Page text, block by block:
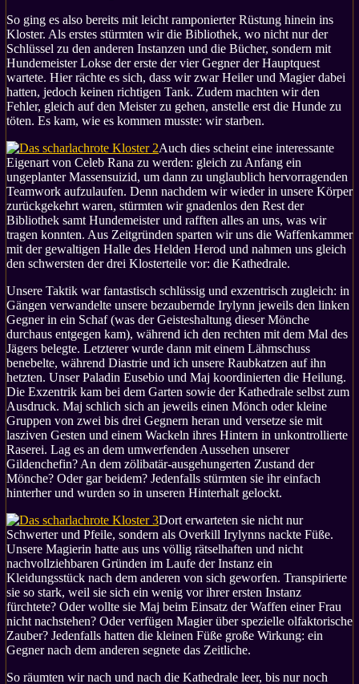
So ging es also bereits mit leicht ramponierter Rüstung hinein ins
Kloster. Als erstes stürmten wir die Bibliothek, wo nicht nur der
Schlüssel zu den anderen Instanzen und die Bücher, sondern mit
Hundemeister Lokse der erste der vier Gegner der Hauptquest
wartete. Hier rächte es sich, dass wir zwar Heiler und Magier dabei
hatten, jedoch keinen richtigen Tank. Zudem machten wir den
Fehler, gleich auf den Meister zu gehen, anstelle erst die Hunde zu
töten. Es kam, wie es kommen musste: wir starben.
Auch dies scheint eine interessante
Eigenart von Celeb Rana zu werden: gleich zu Anfang ein
ungeplanter Massensuizid, um dann zu unglaublich hervorragenden
Teamwork aufzulaufen. Denn nachdem wir wieder in unsere Körper
zurückgekehrt waren, stürmten wir gnadenlos den Rest der
Bibliothek samt Hundemeister und rafften alles an uns, was wir
tragen konnten. Aus Zeitgründen sparten wir uns die Waffenkammer
mit der gewaltigen Halle des Helden Herod und nahmen uns gleich
den schwersten der drei Klosterteile vor: die Kathedrale.
Unsere Taktik war fantastisch schlüssig und exzentrisch zugleich: in
Gängen verwandelte unsere bezaubernde Irylynn jeweils den linken
Gegner in ein Schaf (was der Geisteshaltung dieser Mönche
durchaus entgegen kam), während ich den rechten mit dem Mal des
Jägers belegte. Letzterer wurde dann mit einem Lähmschuss
benebelte, während Diastrie und ich unsere Raubkatzen auf ihn
hetzten. Unser Paladin Eusebio und Maj koordinierten die Heilung.
Die Exzentrik kam bei dem Garten sowie der Kathedrale selbst zum
Ausdruck. Maj schlich sich an jeweils einen Mönch oder kleine
Gruppen von zwei bis drei Gegnern heran und versetze sie mit
lasziven Gesten und einem Wackeln ihres Hintern in unkontrollierte
Raserei. Lag es an dem umwerfenden Aussehen unserer
Gildenchefin? An dem zölibatär-ausgehungerten Zustand der
Mönche? Oder gar beidem? Jedenfalls stürmten sie ihr einfach
hinterher und wurden so in unseren Hinterhalt gelockt.
Dort erwarteten sie nicht nur
Schwerter und Pfeile, sondern als Overkill Irylynns nackte Füße.
Unsere Magierin hatte aus uns völlig rätselhaften und nicht
nachvollziehbaren Gründen im Laufe der Instanz ein
Kleidungsstück nach dem anderen von sich geworfen. Transpirierte
sie so stark, weil sie sich ein wenig vor ihrer ersten Instanz
fürchtete? Oder wollte sie Maj beim Einsatz der Waffen einer Frau
nicht nachstehen? Oder verfügen Magier über spezielle olfaktorische
Zauber? Jedenfalls hatten die kleinen Füße große Wirkung: ein
Gegner nach dem anderen segnete das Zeitliche.
So räumten wir nach und nach die Kathedrale leer, bis nur noch